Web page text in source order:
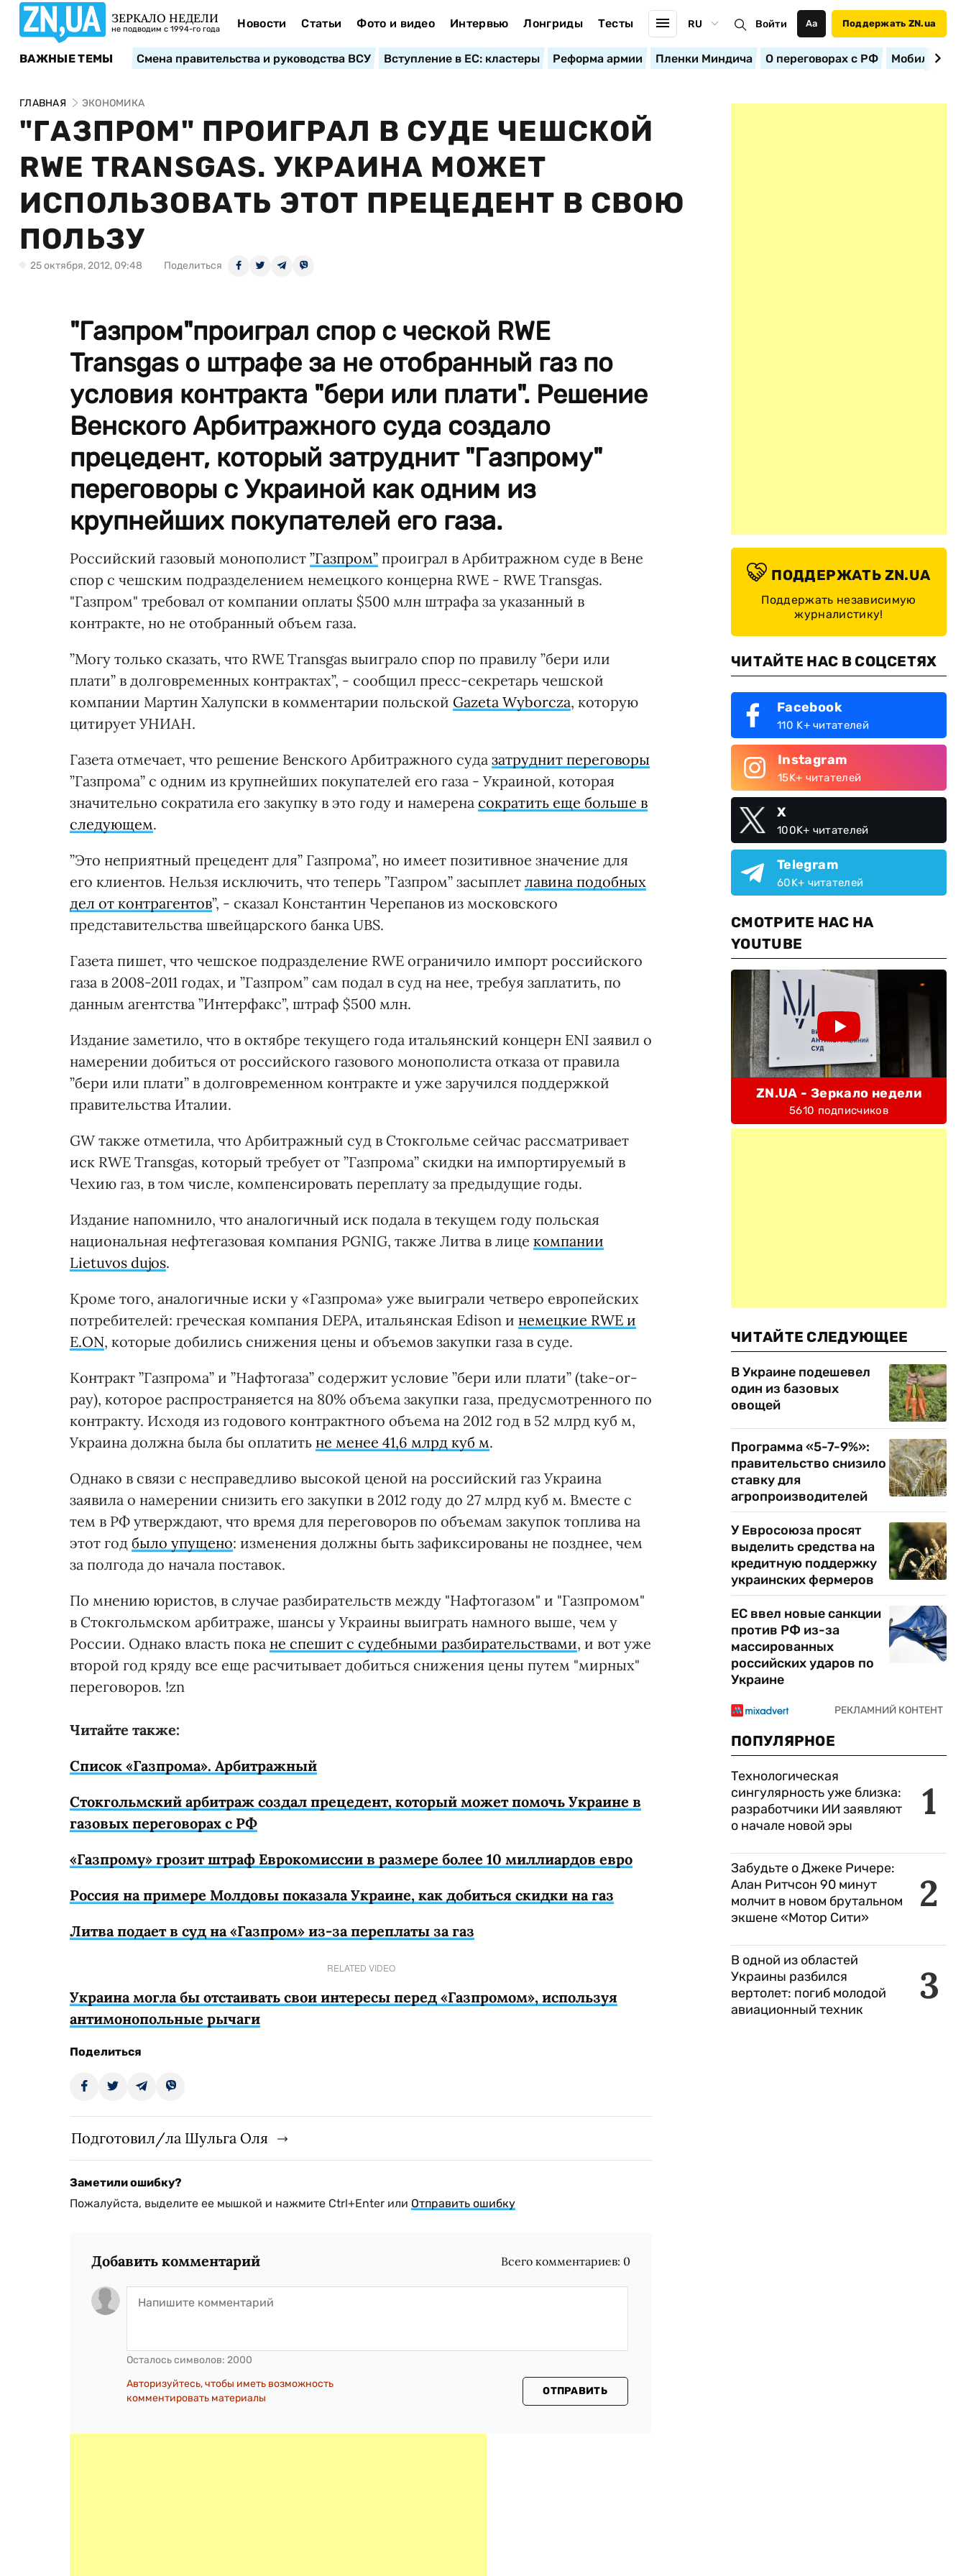
ЗЕРКАЛО НЕДЕЛИ
не подводим с 1994-го года Новости Статьи Фото и видео Интервью Лонгриды Тесты RU Войти Аа Поддержать ZN.ua
ВАЖНЫЕ ТЕМЫ Смена правительства и руководства ВСУ Вступление в ЕС: кластеры Реформа армии Пленки Миндича О переговорах с РФ
ГЛАВНАЯ ЭКОНОМИКА
"ГАЗПРОМ" ПРОИГРАЛ В СУДЕ ЧЕШСКОЙ
RWE TRANSGAS. УКРАИНА МОЖЕТ
ИСПОЛЬЗОВАТЬ ЭТОТ ПРЕЦЕДЕНТ В СВОЮ
ПОЛЬЗУ
25 октября, 2012, 09:48 Поделиться
"Газпром"проиграл спор с ческой RWE
Transgas о штрафе за не отобранный газ по
условия контракта "бери или плати". Решение
Венского Арбитражного суда создало
прецедент, который затруднит "Газпрому"
переговоры с Украиной как одним из
крупнейших покупателей его газа.
Российский газовый монополист ”Газпром” проиграл в Арбитражном суде в Вене
спор с чешским подразделением немецкого концерна RWE - RWE Transgas.
"Газпром" требовал от компании оплаты $500 млн штрафа за указанный в
контракте, но не отобранный объем газа.
”Могу только сказать, что RWE Transgas выиграло спор по правилу ”бери или
плати” в долговременных контрактах”, - сообщил пресс-секретарь чешской
компании Мартин Халупски в комментарии польской Gazeta Wyborcza, которую
цитирует УНИАН.
Газета отмечает, что решение Венского Арбитражного суда затруднит переговоры
”Газпрома” с одним из крупнейших покупателей его газа - Украиной, которая
значительно сократила его закупку в это году и намерена сократить еще больше в
следующем.
”Это неприятный прецедент для” Газпрома”, но имеет позитивное значение для
его клиентов. Нельзя исключить, что теперь ”Газпром” засыплет лавина подобных
дел от контрагентов”, - сказал Константин Черепанов из московского
представительства швейцарского банка UBS.
Газета пишет, что чешское подразделение RWE ограничило импорт российского
газа в 2008-2011 годах, и ”Газпром” сам подал в суд на нее, требуя заплатить, по
данным агентства ”Интерфакс”, штраф $500 млн.
Издание заметило, что в октябре текущего года итальянский концерн ENI заявил о
намерении добиться от российского газового монополиста отказа от правила
”бери или плати” в долговременном контракте и уже заручился поддержкой
правительства Италии.
GW также отметила, что Арбитражный суд в Стокгольме сейчас рассматривает
иск RWE Transgas, который требует от ”Газпрома” скидки на импортируемый в
Чехию газ, в том числе, компенсировать переплату за предыдущие годы.
Издание напомнило, что аналогичный иск подала в текущем году польская
национальная нефтегазовая компания PGNIG, также Литва в лице компании
Lietuvos dujos.
Кроме того, аналогичные иски у «Газпрома» уже выиграли четверо европейских
потребителей: греческая компания DEPA, итальянская Edison и немецкие RWE и
E.ON, которые добились снижения цены и объемов закупки газа в суде.
Контракт ”Газпрома” и ”Нафтогаза” содержит условие ”бери или плати” (take-or-
pay), которое распространяется на 80% объема закупки газа, предусмотренного по
контракту. Исходя из годового контрактного объема на 2012 год в 52 млрд куб м,
Украина должна была бы оплатить не менее 41,6 млрд куб м.
Однако в связи с несправедливо высокой ценой на российский газ Украина
заявила о намерении снизить его закупки в 2012 году до 27 млрд куб м. Вместе с
тем в РФ утверждают, что время для переговоров по объемам закупок топлива на
этот год было упущено: изменения должны быть зафиксированы не позднее, чем
за полгода до начала поставок.
По мнению юристов, в случае разбирательств между "Нафтогазом" и "Газпромом"
в Стокгольмском арбитраже, шансы у Украины выиграть намного выше, чем у
России. Однако власть пока не спешит с судебными разбирательствами, и вот уже
второй год кряду все еще расчитывает добиться снижения цены путем "мирных"
переговоров. !zn
Читайте также:
Список «Газпрома». Арбитражный
Стокгольмский арбитраж создал прецедент, который может помочь Украине в
газовых переговорах с РФ
«Газпрому» грозит штраф Еврокомиссии в размере более 10 миллиардов евро
Россия на примере Молдовы показала Украине, как добиться скидки на газ
Литва подает в суд на «Газпром» из-за переплаты за газ
RELATED VIDEO
Украина могла бы отстаивать свои интересы перед «Газпромом», используя
антимонопольные рычаги
Поделиться
Подготовил/ла Шульга Оля
Заметили ошибку?
Пожалуйста, выделите ее мышкой и нажмите Ctrl+Enter или Отправить ошибку
Добавить комментарий Всего комментариев: 0
Осталось символов: 2000
Авторизуйтесь, чтобы иметь возможность
комментировать материалы
ОТПРАВИТЬ
ПОДДЕРЖАТЬ ZN.UA
Поддержать независимую
журналистику!
ЧИТАЙТЕ НАС В СОЦСЕТЯХ
Facebook
110 K+ читателей
Instagram
15K+ читателей
X
100K+ читателей
Telegram
60K+ читателей
СМОТРИТЕ НАС НА
YOUTUBE
ZN.UA - Зеркало недели
5610 подписчиков
ЧИТАЙТЕ СЛЕДУЮЩЕЕ
В Украине подешевел
один из базовых
овощей
Программа «5-7-9%»:
правительство снизило
ставку для
агропроизводителей
У Евросоюза просят
выделить средства на
кредитную поддержку
украинских фермеров
ЕС ввел новые санкции
против РФ из-за
массированных
российских ударов по
Украине
ПОПУЛЯРНОЕ
1
Технологическая
сингулярность уже близка:
разработчики ИИ заявляют
о начале новой эры
2
Забудьте о Джеке Ричере:
Алан Ритчсон 90 минут
молчит в новом брутальном
экшене «Мотор Сити»
3
В одной из областей
Украины разбился
вертолет: погиб молодой
авиационный техник